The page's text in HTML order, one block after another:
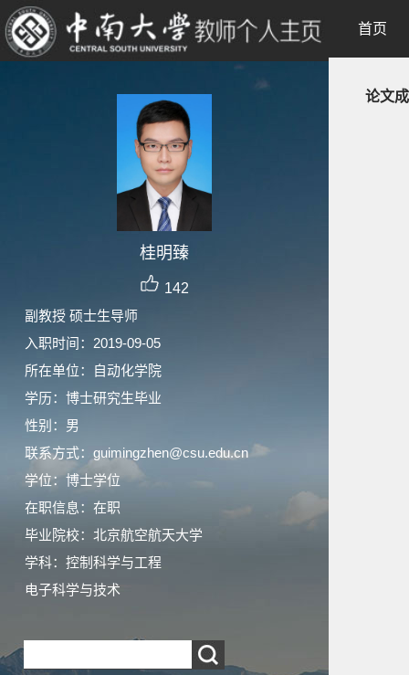
桂明臻
142
副教授 硕士生导师
入职时间：2019-09-05
所在单位：自动化学院
学历：博士研究生毕业
性别：男
联系方式：guimingzhen@csu.edu.cn
学位：博士学位
在职信息：在职
毕业院校：北京航空航天大学
学科：控制科学与工程
电子科学与技术
首页
论文